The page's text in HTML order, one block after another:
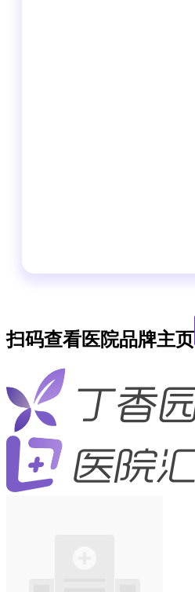
扫码查看医院品牌主页